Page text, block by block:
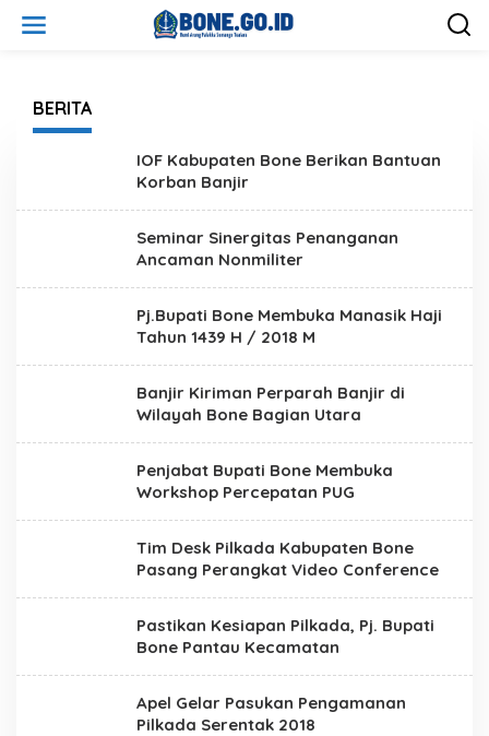
BERITA
IOF Kabupaten Bone Berikan Bantuan
Korban Banjir
Seminar Sinergitas Penanganan
Ancaman Nonmiliter
Pj.Bupati Bone Membuka Manasik Haji
Tahun 1439 H / 2018 M
Banjir Kiriman Perparah Banjir di
Wilayah Bone Bagian Utara
Penjabat Bupati Bone Membuka
Workshop Percepatan PUG
Tim Desk Pilkada Kabupaten Bone
Pasang Perangkat Video Conference
Pastikan Kesiapan Pilkada, Pj. Bupati
Bone Pantau Kecamatan
Apel Gelar Pasukan Pengamanan
Pilkada Serentak 2018